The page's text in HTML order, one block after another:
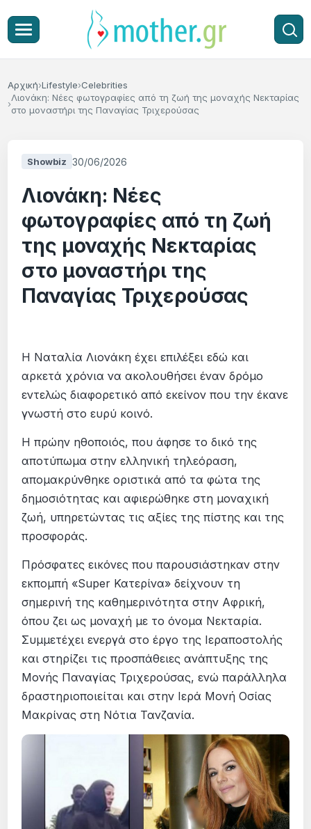
Αρχική Lifestyle Celebrities
Λιονάκη: Νέες φωτογραφίες από τη ζωή της μοναχής Νεκταρίας
στο μοναστήρι της Παναγίας Τριχερούσας
Showbiz 30/06/2026
Λιονάκη: Νέες
φωτογραφίες από τη ζωή
της μοναχής Νεκταρίας
στο μοναστήρι της
Παναγίας Τριχερούσας
Η Ναταλία Λιονάκη έχει επιλέξει εδώ και
αρκετά χρόνια να ακολουθήσει έναν δρόμο
εντελώς διαφορετικό από εκείνον που την έκανε
γνωστή στο ευρύ κοινό.
Η πρώην ηθοποιός, που άφησε το δικό της
αποτύπωμα στην ελληνική τηλεόραση,
απομακρύνθηκε οριστικά από τα φώτα της
δημοσιότητας και αφιερώθηκε στη μοναχική
ζωή, υπηρετώντας τις αξίες της πίστης και της
προσφοράς.
Πρόσφατες εικόνες που παρουσιάστηκαν στην
εκπομπή «Super Κατερίνα» δείχνουν τη
σημερινή της καθημερινότητα στην Αφρική,
όπου ζει ως μοναχή με το όνομα Νεκταρία.
Συμμετέχει ενεργά στο έργο της Ιεραποστολής
και στηρίζει τις προσπάθειες ανάπτυξης της
Μονής Παναγίας Τριχερούσας, ενώ παράλληλα
δραστηριοποιείται και στην Ιερά Μονή Οσίας
Μακρίνας στη Νότια Τανζανία.